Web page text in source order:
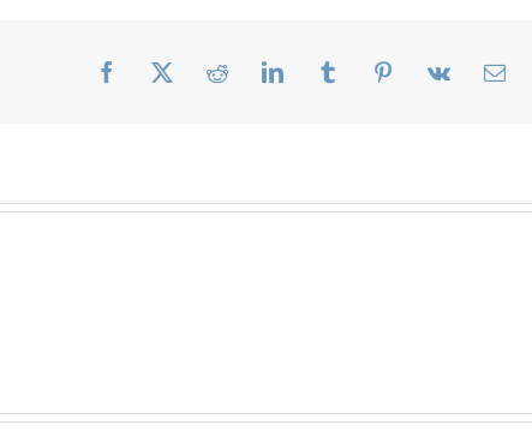
Facebook
X RedditLinkedInTumblrPinterest
Vk